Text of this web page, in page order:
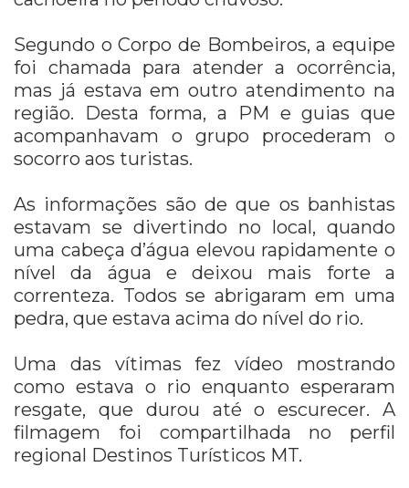
Segundo o Corpo de Bombeiros, a equipe
foi chamada para atender a ocorrência,
mas já estava em outro atendimento na
região. Desta forma, a PM e guias que
acompanhavam o grupo procederam o
socorro aos turistas.
As informações são de que os banhistas
estavam se divertindo no local, quando
uma cabeça d’água elevou rapidamente o
nível da água e deixou mais forte a
correnteza. Todos se abrigaram em uma
pedra, que estava acima do nível do rio.
Uma das vítimas fez vídeo mostrando
como estava o rio enquanto esperaram
resgate, que durou até o escurecer. A
filmagem foi compartilhada no perfil
regional Destinos Turísticos MT.